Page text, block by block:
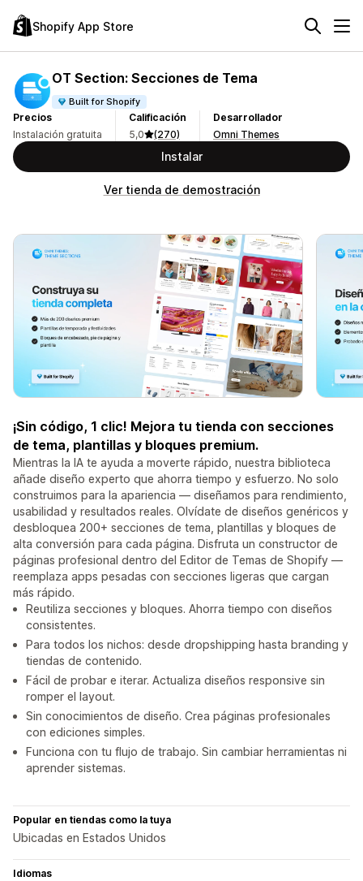
Shopify App Store
OT Section: Secciones de Tema
Built for Shopify
Precios
Instalación gratuita
Calificación
5,0
(270)
Desarrollador
Omni Themes
Instalar
Ver tienda de demostración
¡Sin código, 1 clic! Mejora tu tienda con secciones
de tema, plantillas y bloques premium.
Mientras la IA te ayuda a moverte rápido, nuestra biblioteca
añade diseño experto que ahorra tiempo y esfuerzo. No solo
construimos para la apariencia — diseñamos para rendimiento,
usabilidad y resultados reales. Olvídate de diseños genéricos y
desbloquea 200+ secciones de tema, plantillas y bloques de
alta conversión para cada página. Disfruta un constructor de
páginas profesional dentro del Editor de Temas de Shopify —
reemplaza apps pesadas con secciones ligeras que cargan
más rápido.
Reutiliza secciones y bloques. Ahorra tiempo con diseños
consistentes.
Para todos los nichos: desde dropshipping hasta branding y
tiendas de contenido.
Fácil de probar e iterar. Actualiza diseños responsive sin
romper el layout.
Sin conocimientos de diseño. Crea páginas profesionales
con ediciones simples.
Funciona con tu flujo de trabajo. Sin cambiar herramientas ni
aprender sistemas.
Popular en tiendas como la tuya
Ubicadas en Estados Unidos
Idiomas